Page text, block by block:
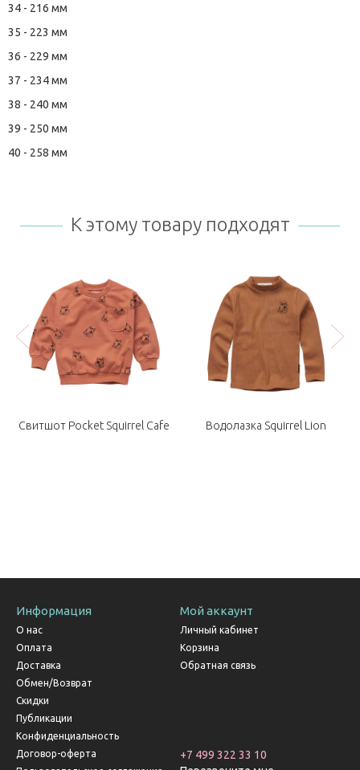
34 - 216 мм
35 - 223 мм
36 - 229 мм
37 - 234 мм
38 - 240 мм
39 - 250 мм
40 - 258 мм
К этому товару подходят
Свитшот Pocket Squirrel Cafe Водолазка Squirrel Lion
Информация
О нас
Оплата
Доставка
Обмен/Возврат
Скидки
Публикации
Конфиденциальность
Договор-оферта
Мой аккаунт
Личный кабинет
Корзина
Обратная связь
+7 499 322 33 10